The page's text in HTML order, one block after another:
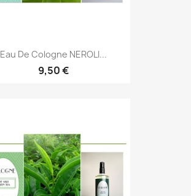
Eau De Cologne NEROLI...
9,50 €